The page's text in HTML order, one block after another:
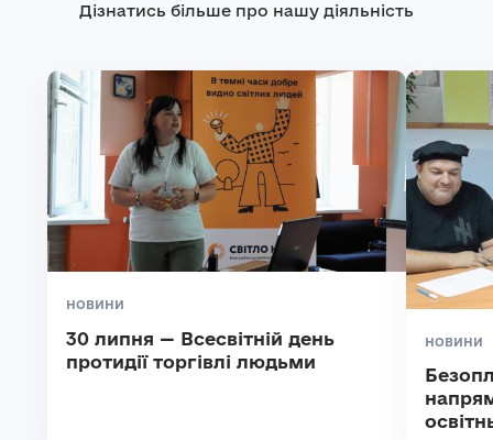
Дізнатись більше про нашу діяльність
НОВИНИ
30 липня — Всесвітній день
протидії торгівлі людьми
НОВИНИ